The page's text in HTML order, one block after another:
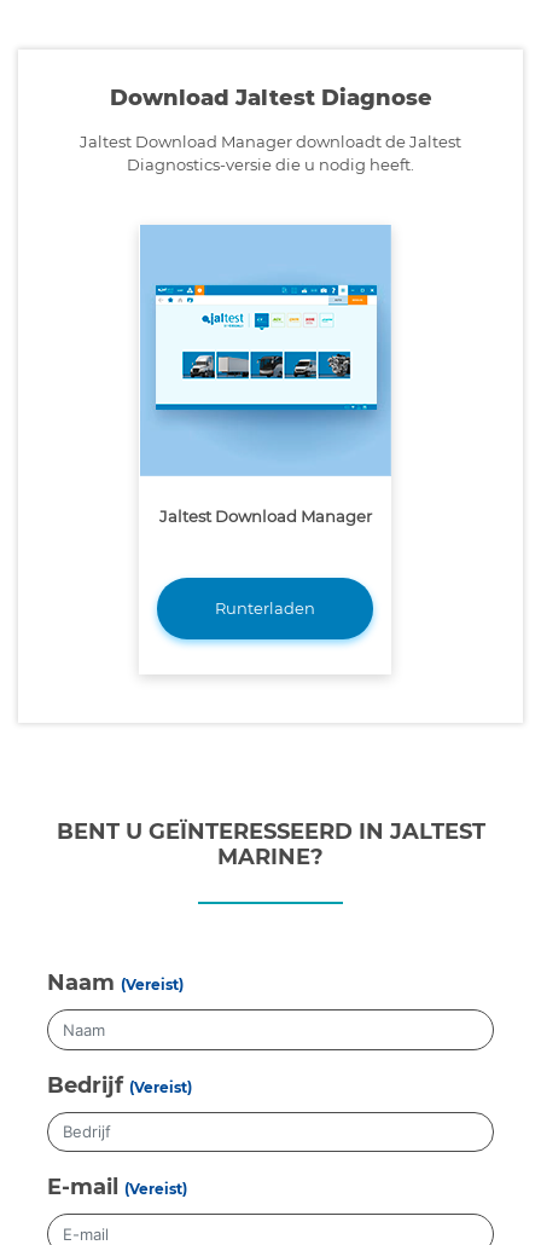
Download Jaltest Diagnose
Jaltest Download Manager downloadt de Jaltest
Diagnostics-versie die u nodig heeft.
Jaltest Download Manager
Runterladen
BENT U GEÏNTERESSEERD IN JALTEST
MARINE?
Naam (Vereist)
Bedrijf (Vereist)
E-mail (Vereist)